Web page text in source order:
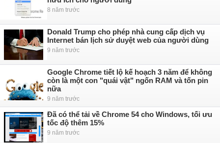
8 năm trước
Donald Trump cho phép nhà cung cấp dịch vụ
Internet bán lịch sử duyệt web của người dùng
9 năm trước
Google Chrome tiết lộ kế hoạch 3 năm để không
còn là một con "quái vật" ngốn RAM và tốn pin
nữa
9 năm trước
Đã có thể tải về Chrome 54 cho Windows, tối ưu
tốc độ thêm 15%
9 năm trước